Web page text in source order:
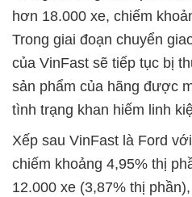
hơn 18.000 xe, chiếm
Trong giai đoạn chuyển
của VinFast sẽ tiếp tục bị
sản phẩm của hãng được
tình trạng khan hiếm linh
Xếp sau VinFast là Ford
chiếm khoảng 4,95% thị
12.000 xe (3,87% thị